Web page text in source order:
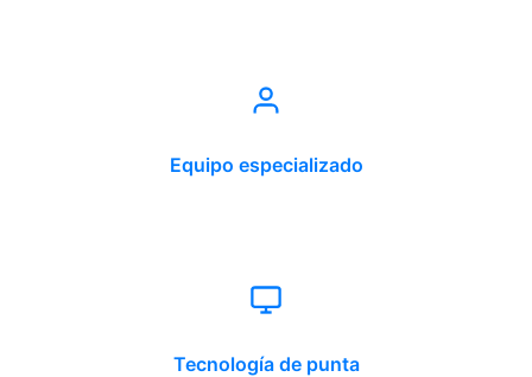
Equipo especializado
Tecnología de punta